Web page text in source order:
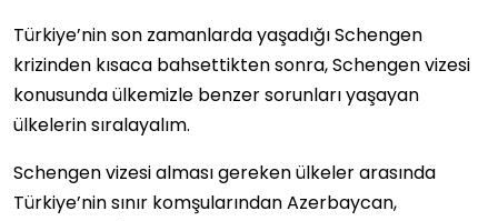
Türkiye’nin son zamanlarda yaşadığı Schengen
krizinden kısaca bahsettikten sonra, Schengen vizesi
konusunda ülkemizle benzer sorunları yaşayan
ülkelerin sıralayalım.
Schengen vizesi alması gereken ülkeler arasında
Türkiye’nin sınır komşularından Azerbaycan,